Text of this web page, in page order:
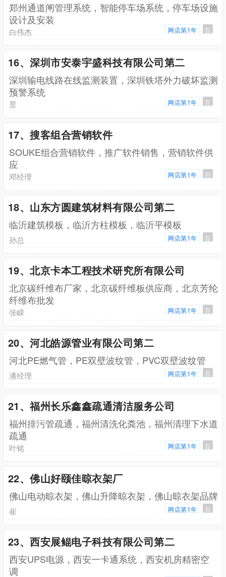
郑州通道闸管理系统，智能停车场系统，停车场设施
设计及安装
白伟杰 网店第1年 百
16、深圳市安泰宇盛科技有限公司第二
深圳输电线路在线监测装置，深圳铁塔外力破坏监测
预警系统
景 网店第1年 百
17、搜客组合营销软件
SOUKE组合营销软件，推广软件销售，营销软件供
应
邓经理 网店第1年 百
18、山东方圆建筑材料有限公司第二
临沂建筑模板，临沂方柱模板，临沂平模板
孙总 网店第1年 百
19、北京卡本工程技术研究所有限公司
北京碳纤维布厂家，北京碳纤维板供应商，北京芳纶
纤维布批发
张嵘 网店第1年 百
20、河北皓源管业有限公司第二
河北PE燃气管，PE双壁波纹管，PVC双壁波纹管
潘经理 网店第1年 百
21、福州长乐鑫鑫疏通清洁服务公司
福州排污管疏通，福州清洗化粪池，福州清理下水道
疏通
叶铭 网店第1年 百
22、佛山好颐佳晾衣架厂
佛山电动晾衣架，佛山升降晾衣架，佛山晾衣架品牌
崔 网店第1年 百
23、西安展鲲电子科技有限公司第二
西安UPS电源，西安一卡通系统，西安机房精密空
调